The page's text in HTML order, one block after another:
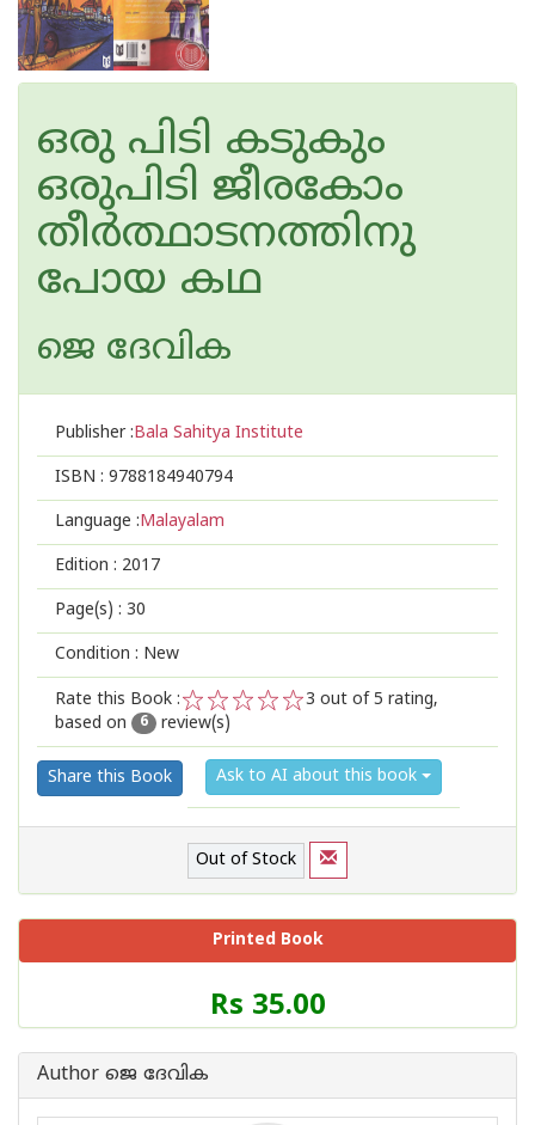
ഒരു പിടി കടുകും
ഒരുപിടി ജീരകോം
തീര്‍ത്ഥാടനത്തിനു
പോയ കഥ
ജെ ദേവിക
Publisher :Bala Sahitya Institute
ISBN : 9788184940794
Language :Malayalam
Edition : 2017
Page(s) : 30
Condition : New
Rate this Book :
2
1
3 out of 5 rating,
based on
6 review(s)
Share this Book Ask to AI about this book
Out of Stock
Printed Book
Price
of
Rs 35.00
Author ജെ ദേവിക